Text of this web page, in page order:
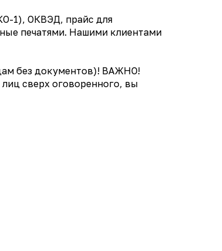
1), ОКВЭД, прайс для
печатями. Нашими клиентами
без документов)! ВАЖНО!
сверх оговоренного, вы